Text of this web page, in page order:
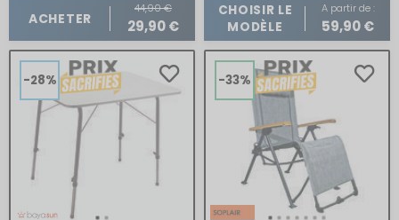
ACHETER
44,90 €
29,90 €
CHOISIR LE
MODÈLE
A partir de :
59,90 €
-28% -33%